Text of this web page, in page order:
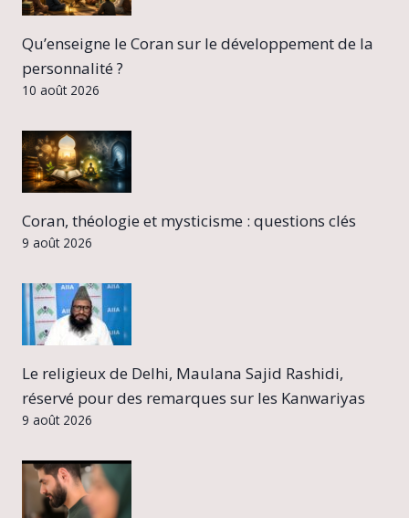
Qu’enseigne le Coran sur le développement de la
personnalité ?
10 août 2026
Coran, théologie et mysticisme : questions clés
9 août 2026
Le religieux de Delhi, Maulana Sajid Rashidi,
réservé pour des remarques sur les Kanwariyas
9 août 2026